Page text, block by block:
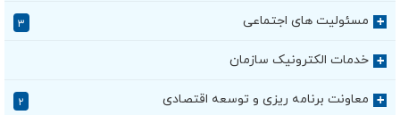
+ مسئولیت های اجتماعی ۳
+ خدمات الکترونیک سازمان
+ معاونت برنامه ریزی و توسعه اقتصادی ۲